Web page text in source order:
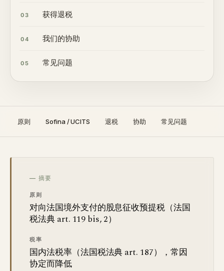
03 获得退税
04 我们的协助
05 常见问题
原则 Sofina / UCITS 退税 协助 常见问题
— 摘要
原则
对向法国境外支付的股息征收预提税（法国
税法典 art. 119 bis, 2）
税率
国内法税率（法国税法典 art. 187），常因
协定而降低